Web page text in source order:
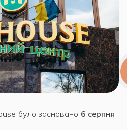
було засновано 6 серпня